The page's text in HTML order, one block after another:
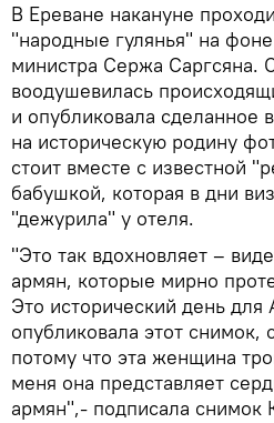
В Ереване накануне
"народные гулянья" на
министра Сержа Саргсяна.
воодушевилась
и опубликовала сделанное
на историческую родину
стоит вместе с известной
бабушкой, которая в дни
"дежурила" у отеля.
"Это так вдохновляет –
армян, которые мирно
Это исторический день
опубликовала этот
потому что эта женщина
меня она представляет
армян",- подписала снимок